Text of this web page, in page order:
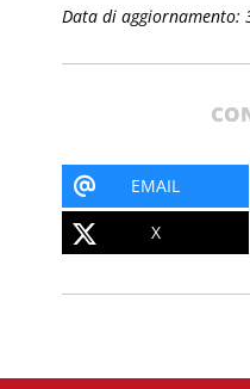
Data di aggiornamento:
EMAIL
X